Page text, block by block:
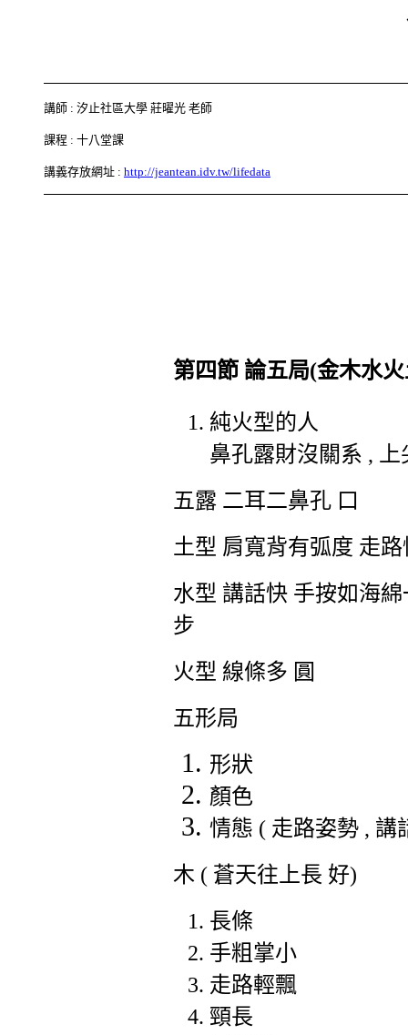
講師 : 汐止社區大學 莊曜光 老師
課程 : 十八堂課
講義存放網址 : http://jeantean.idv.tw/lifedata
第四節 論五局(金木水
純火型的人
鼻孔露財沒關系 ,
五露 二耳二鼻孔 口
土型 肩寬背有弧度 走
水型 講話快 手按如海
步
火型 線條多 圓
五形局
形狀
顏色
情態 ( 走路姿勢 , 講
木 ( 蒼天往上長 好)
長條
手粗掌小
走路輕飄
頸長